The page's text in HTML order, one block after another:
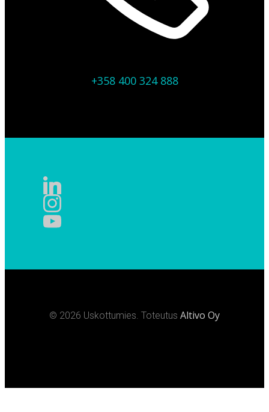
+358 400 324 888
© 2026 Uskottumies. Toteutus Altivo Oy